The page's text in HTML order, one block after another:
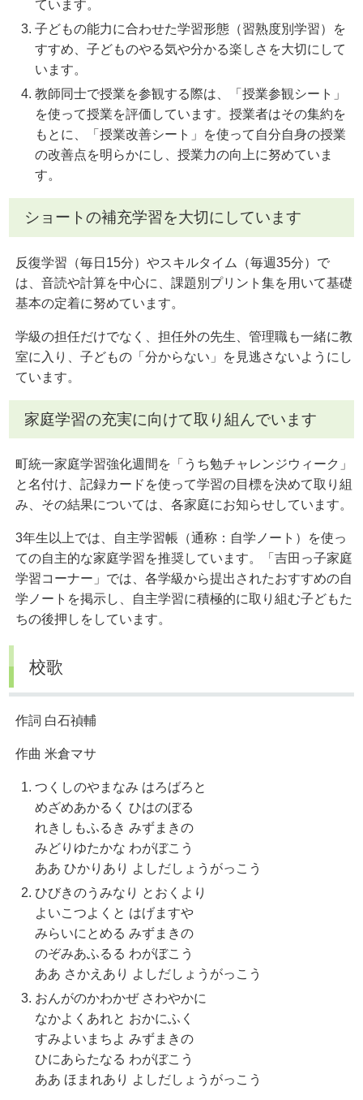
ています。
子どもの能力に合わせた学習形態（習熟度別学習）を
すすめ、子どものやる気や分かる楽しさを大切にして
います。
教師同士で授業を参観する際は、「授業参観シート」
を使って授業を評価しています。授業者はその集約を
もとに、「授業改善シート」を使って自分自身の授業
の改善点を明らかにし、授業力の向上に努めていま
す。
ショートの補充学習を大切にしています
反復学習（毎日15分）やスキルタイム（毎週35分）で
は、音読や計算を中心に、課題別プリント集を用いて基礎
基本の定着に努めています。
学級の担任だけでなく、担任外の先生、管理職も一緒に教
室に入り、子どもの「分からない」を見逃さないようにし
ています。
家庭学習の充実に向けて取り組んでいます
町統一家庭学習強化週間を「うち勉チャレンジウィーク」
と名付け、記録カードを使って学習の目標を決めて取り組
み、その結果については、各家庭にお知らせしています。
3年生以上では、自主学習帳（通称：自学ノート）を使っ
ての自主的な家庭学習を推奨しています。「吉田っ子家庭
学習コーナー」では、各学級から提出されたおすすめの自
学ノートを掲示し、自主学習に積極的に取り組む子どもた
ちの後押しをしています。
校歌
作詞 白石禎輔
作曲 米倉マサ
つくしのやまなみ はろばろと
めざめあかるく ひはのぼる
れきしもふるき みずまきの
みどりゆたかな わがぼこう
ああ ひかりあり よしだしょうがっこう
ひびきのうみなり とおくより
よいこつよくと はげますや
みらいにとめる みずまきの
のぞみあふるる わがぼこう
ああ さかえあり よしだしょうがっこう
おんがのかわかぜ さわやかに
なかよくあれと おかにふく
すみよいまちよ みずまきの
ひにあらたなる わがぼこう
ああ ほまれあり よしだしょうがっこう